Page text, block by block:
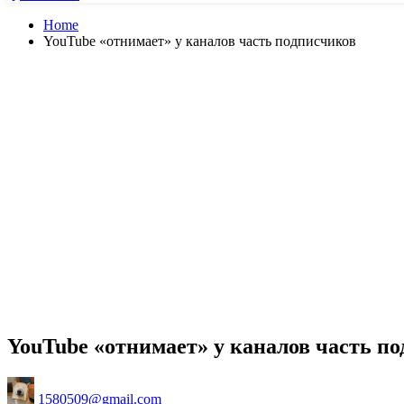
Home
YouTube «отнимает» у каналов часть подписчиков
YouTube «отнимает» у каналов часть
Posted
by
1580509@gmail.com